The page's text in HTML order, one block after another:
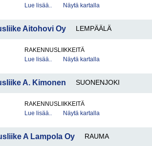
Lue lisää..
Näytä kartalla
Aitohovi Oy LEMPÄÄLÄ
RAKENNUSLIIKKEITÄ
Lue lisää..
Näytä kartalla
A. Kimonen SUONENJOKI
RAKENNUSLIIKKEITÄ
Lue lisää..
Näytä kartalla
A Lampola Oy RAUMA